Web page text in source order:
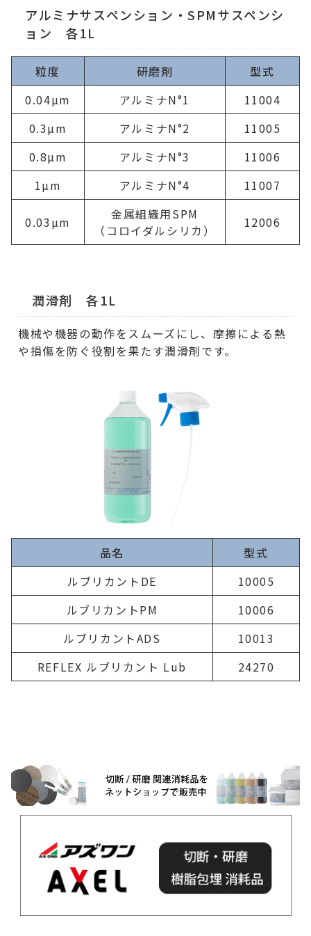
アルミナサスペンション・SPMサスペンシ
ョン 各1L
粒度 研磨剤
型式
0.04µm
アルミナN°1
11004
0.3µm
アルミナN°2
11005
0.8µm
アルミナN°3
11006
1µm
アルミナN°4 11007
0.03µm
金属組織用SPM
（コロイダルシリカ）
12006
潤滑剤 各1L
機械や機器の動作をスムーズにし、摩擦による熱
や損傷を防ぐ役割を果たす潤滑剤です。
品名
型式
ルブリカントDE
10005
ルブリカントPM
10006
ルブリカントADS
10013
REFLEX ルブリカント Lub
24270